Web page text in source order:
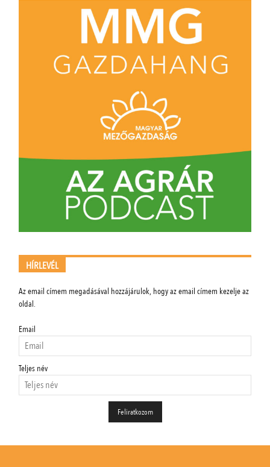
HÍRLEVÉL
Az email címem megadásával hozzájárulok, hogy az email címem kezelje az
oldal.
Email
Teljes név